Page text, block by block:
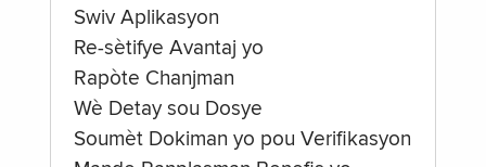
Swiv Aplikasyon
Re-sètifye Avantaj yo
Rapòte Chanjman
Wè Detay sou Dosye
Soumèt Dokiman yo pou Verifikasyon